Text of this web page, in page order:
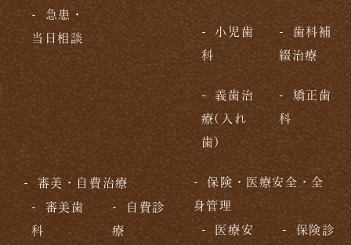
急患・
当日相談
小児歯
科
歯科補
綴治療
義歯治
療(入れ
歯)
矯正歯
科
審美・自費治療
審美歯
科
自費診
療
保険・医療安全・全
身管理
医療安
保険診